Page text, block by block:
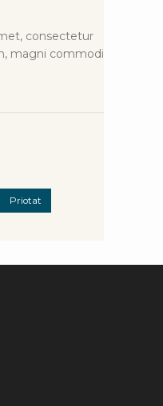
consectetur
magni commodi
Priotat